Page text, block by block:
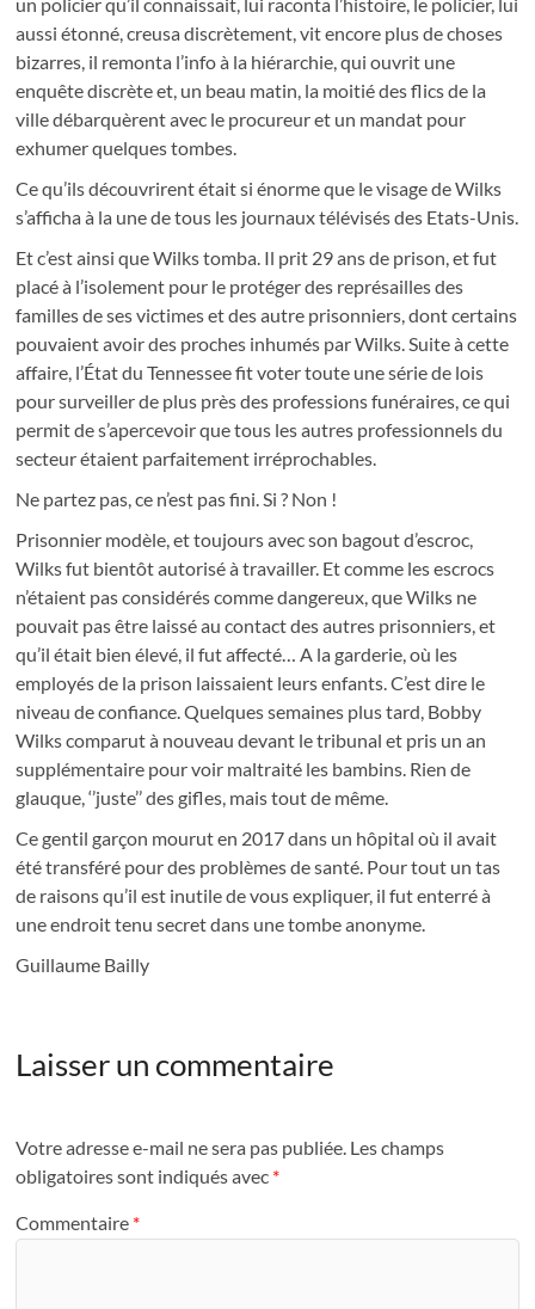
aussi étonné, creusa discrètement, vit encore plus de choses
bizarres, il remonta l’info à la hiérarchie, qui ouvrit une
enquête discrète et, un beau matin, la moitié des flics de la
ville débarquèrent avec le procureur et un mandat pour
exhumer quelques tombes.
Ce qu’ils découvrirent était si énorme que le visage de Wilks
s’afficha à la une de tous les journaux télévisés des Etats-Unis.
Et c’est ainsi que Wilks tomba. Il prit 29 ans de prison, et fut
placé à l’isolement pour le protéger des représailles des
familles de ses victimes et des autre prisonniers, dont certains
pouvaient avoir des proches inhumés par Wilks. Suite à cette
affaire, l’État du Tennessee fit voter toute une série de lois
pour surveiller de plus près des professions funéraires, ce qui
permit de s’apercevoir que tous les autres professionnels du
secteur étaient parfaitement irréprochables.
Ne partez pas, ce n’est pas fini. Si ? Non !
Prisonnier modèle, et toujours avec son bagout d’escroc,
Wilks fut bientôt autorisé à travailler. Et comme les escrocs
n’étaient pas considérés comme dangereux, que Wilks ne
pouvait pas être laissé au contact des autres prisonniers, et
qu’il était bien élevé, il fut affecté… A la garderie, où les
employés de la prison laissaient leurs enfants. C’est dire le
niveau de confiance. Quelques semaines plus tard, Bobby
Wilks comparut à nouveau devant le tribunal et pris un an
supplémentaire pour voir maltraité les bambins. Rien de
glauque, ‘’juste’’ des gifles, mais tout de même.
Ce gentil garçon mourut en 2017 dans un hôpital où il avait
été transféré pour des problèmes de santé. Pour tout un tas
de raisons qu’il est inutile de vous expliquer, il fut enterré à
une endroit tenu secret dans une tombe anonyme.
Guillaume Bailly
Laisser un commentaire
Votre adresse e-mail ne sera pas publiée. Les champs
obligatoires sont indiqués avec *
Commentaire *